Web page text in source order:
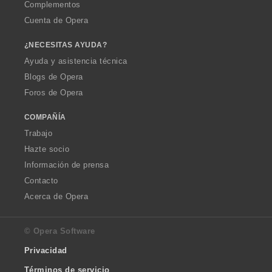
Complementos
Cuenta de Opera
¿NECESITAS AYUDA?
Ayuda y asistencia técnica
Blogs de Opera
Foros de Opera
COMPAÑÍA
Trabajo
Hazte socio
Información de prensa
Contacto
Acerca de Opera
© Opera Software
Privacidad
Términos de servicio